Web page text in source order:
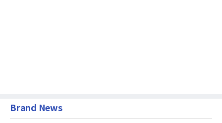
Brand News